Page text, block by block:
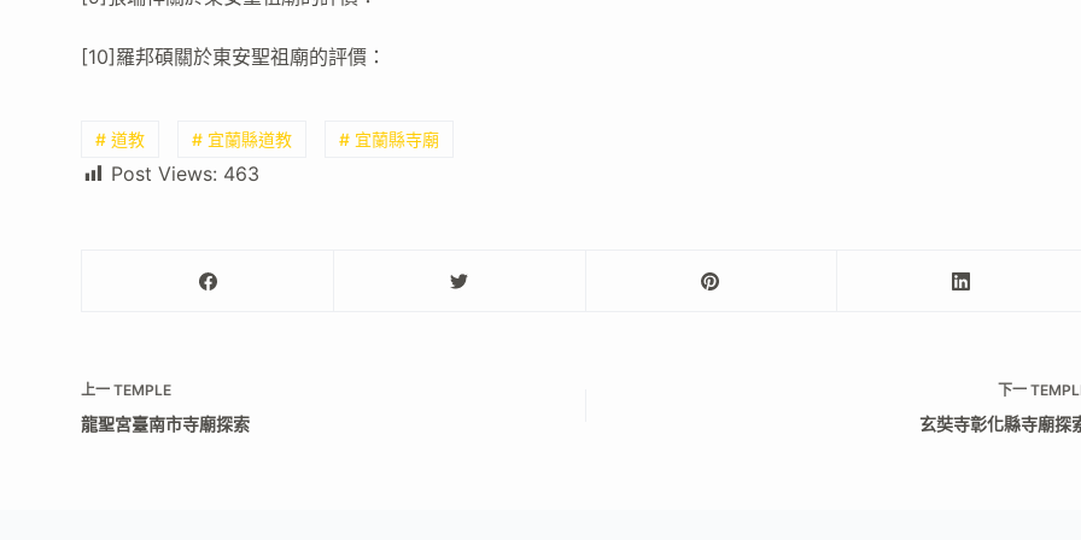
[10]羅邦碩關於東安聖祖廟的評價：
# 道教 # 宜蘭縣道教 # 宜蘭縣寺廟
Post Views: 463
上一TEMPLE
龍聖宮臺南市寺廟探索
下一
玄奘寺彰化縣寺廟探